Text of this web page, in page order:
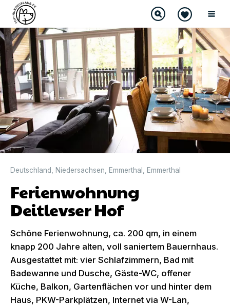
DIREKT BUCHBAR
Deutschland Niedersachsen Emmerthal Emmerthal
Ferienwohnung
Deitlevser Hof
Schöne Ferienwohnung, ca. 200 qm, in einem
knapp 200 Jahre alten, voll saniertem Bauernhaus.
Ausgestattet mit: vier Schlafzimmern, Bad mit
Badewanne und Dusche, Gäste-WC, offener
Küche, Balkon, Gartenflächen vor und hinter dem
Haus, PKW-Parkplätzen, Internet via W-Lan,